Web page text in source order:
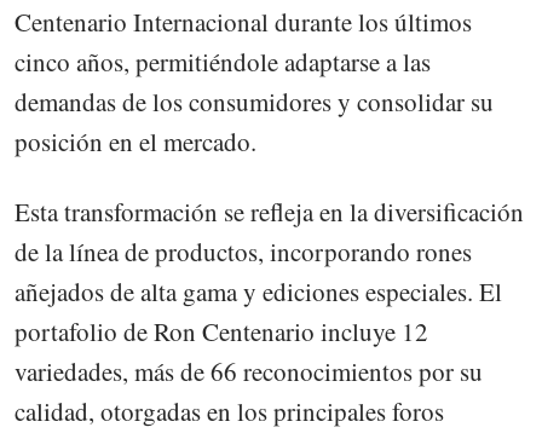
Centenario Internacional durante los últimos
cinco años, permitiéndole adaptarse a las
demandas de los consumidores y consolidar su
posición en el mercado.
Esta transformación se refleja en la diversificación
de la línea de productos, incorporando rones
añejados de alta gama y ediciones especiales. El
portafolio de Ron Centenario incluye 12
variedades, más de 66 reconocimientos por su
calidad, otorgadas en los principales foros